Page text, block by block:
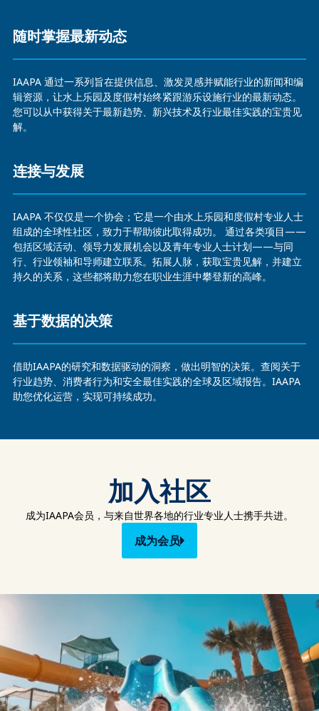
随时掌握最新动态
IAAPA 通过一系列旨在提供信息、激发灵感并赋能行业的新闻和编
辑资源，让水上乐园及度假村始终紧跟游乐设施行业的最新动态。
您可以从中获得关于最新趋势、新兴技术及行业最佳实践的宝贵见
解。
连接与发展
IAAPA 不仅仅是一个协会；它是一个由水上乐园和度假村专业人士
组成的全球性社区，致力于帮助彼此取得成功。 通过各类项目——
包括区域活动、领导力发展机会以及青年专业人士计划——与同
行、行业领袖和导师建立联系。拓展人脉，获取宝贵见解，并建立
持久的关系，这些都将助力您在职业生涯中攀登新的高峰。
基于数据的决策
借助IAAPA的研究和数据驱动的洞察，做出明智的决策。查阅关于
行业趋势、消费者行为和安全最佳实践的全球及区域报告。IAAPA
助您优化运营，实现可持续成功。
加入社区
成为IAAPA会员，与来自世界各地的行业专业人士携手共进。
成为会员